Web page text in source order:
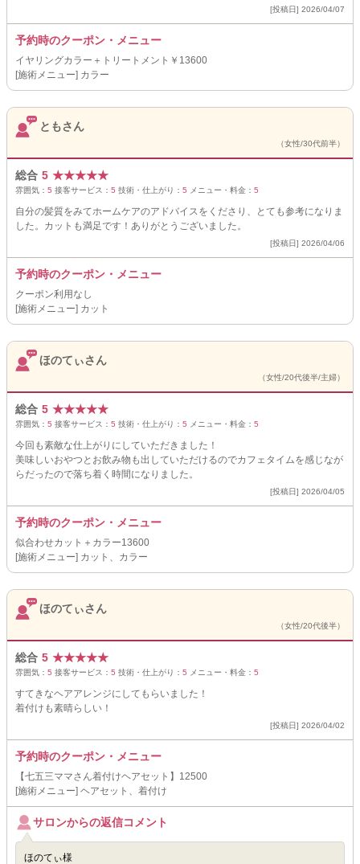
[投稿日] 2026/04/07
予約時のクーポン・メニュー
イヤリングカラー＋トリートメント￥13600
[施術メニュー] カラー
ともさん
（女性/30代前半）
総合 5 ★★★★★
雰囲気： 5 接客サービス： 5 技術・仕上がり： 5 メニュー・料金： 5
自分の髪質をみてホームケアのアドバイスをくださり、とても参考になりま
した。カットも満足です！ありがとうございました。
[投稿日] 2026/04/06
予約時のクーポン・メニュー
クーポン利用なし
[施術メニュー] カット
ほのてぃさん
（女性/20代後半/主婦）
総合 5 ★★★★★
雰囲気： 5 接客サービス： 5 技術・仕上がり： 5 メニュー・料金： 5
今回も素敵な仕上がりにしていただきました！
美味しいおやつとお飲み物も出していただけるのでカフェタイムを感じなが
らだったので落ち着く時間になりました。
[投稿日] 2026/04/05
予約時のクーポン・メニュー
似合わせカット＋カラー13600
[施術メニュー] カット、カラー
ほのてぃさん
（女性/20代後半）
総合 5 ★★★★★
雰囲気： 5 接客サービス： 5 技術・仕上がり： 5 メニュー・料金： 5
すてきなヘアアレンジにしてもらいました！
着付けも素晴らしい！
[投稿日] 2026/04/02
予約時のクーポン・メニュー
【七五三ママさん着付けヘアセット】12500
[施術メニュー] ヘアセット、着付け
サロンからの返信コメント
ほのてぃ様